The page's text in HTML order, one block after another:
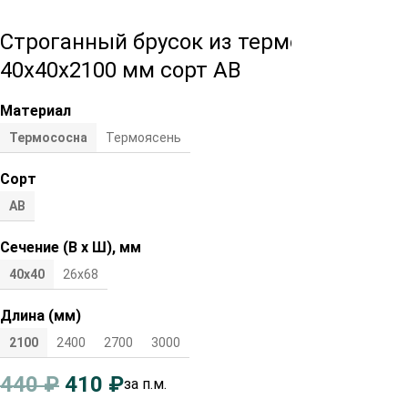
Строганный брусок из термососны
40х40х2100 мм сорт АВ
Материал
Термососна Термоясень
Сорт
АВ
Сечение (В х Ш), мм
40х40 26х68
Длина (мм)
2100 2400 2700 3000
440₽ 410 ₽за п.м.